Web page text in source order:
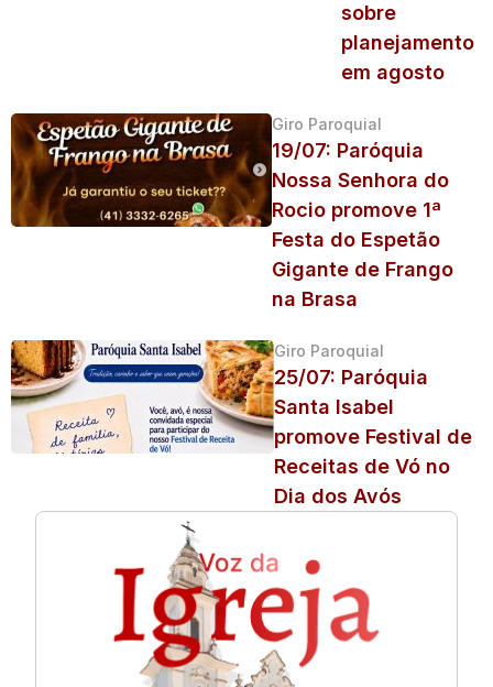
sobre
planejamento
em agosto
Giro Paroquial
19/07: Paróquia
Nossa Senhora do
Rocio promove 1ª
Festa do Espetão
Gigante de Frango
na Brasa
Giro Paroquial
25/07: Paróquia
Santa Isabel
promove Festival de
Receitas de Vó no
Dia dos Avós